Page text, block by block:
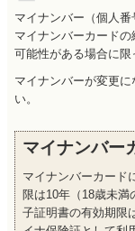
マイナンバー（個人番
マイナンバーカード
可能性がある場合に限
マイナンバーが変更
い。
マイナンバー
マイナンバーカード
限は10年（18歳未
子証明書の有効期限